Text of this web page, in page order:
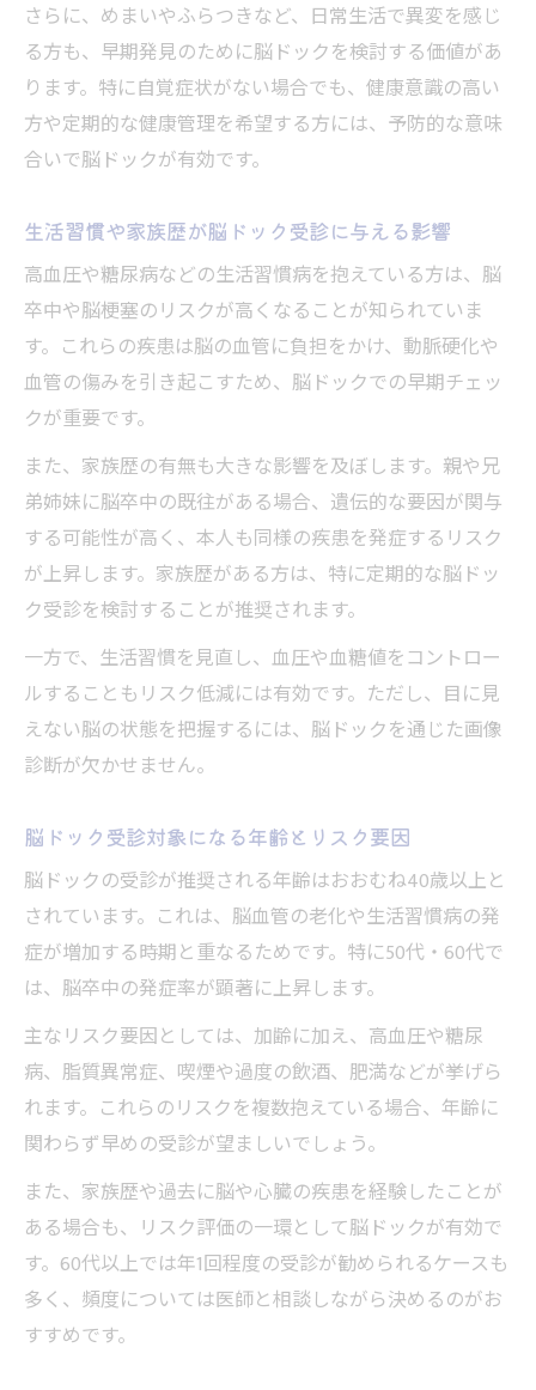
さらに、めまいやふらつきなど、日常生活で異変を感じ
る方も、早期発見のために脳ドックを検討する価値があ
ります。特に自覚症状がない場合でも、健康意識の高い
方や定期的な健康管理を希望する方には、予防的な意味
合いで脳ドックが有効です。
生活習慣や家族歴が脳ドック受診に与える影響
高血圧や糖尿病などの生活習慣病を抱えている方は、脳
卒中や脳梗塞のリスクが高くなることが知られていま
す。これらの疾患は脳の血管に負担をかけ、動脈硬化や
血管の傷みを引き起こすため、脳ドックでの早期チェッ
クが重要です。
また、家族歴の有無も大きな影響を及ぼします。親や兄
弟姉妹に脳卒中の既往がある場合、遺伝的な要因が関与
する可能性が高く、本人も同様の疾患を発症するリスク
が上昇します。家族歴がある方は、特に定期的な脳ドッ
ク受診を検討することが推奨されます。
一方で、生活習慣を見直し、血圧や血糖値をコントロー
ルすることもリスク低減には有効です。ただし、目に見
えない脳の状態を把握するには、脳ドックを通じた画像
診断が欠かせません。
脳ドック受診対象になる年齢とリスク要因
脳ドックの受診が推奨される年齢はおおむね40歳以上と
されています。これは、脳血管の老化や生活習慣病の発
症が増加する時期と重なるためです。特に50代・60代で
は、脳卒中の発症率が顕著に上昇します。
主なリスク要因としては、加齢に加え、高血圧や糖尿
病、脂質異常症、喫煙や過度の飲酒、肥満などが挙げら
れます。これらのリスクを複数抱えている場合、年齢に
関わらず早めの受診が望ましいでしょう。
また、家族歴や過去に脳や心臓の疾患を経験したことが
ある場合も、リスク評価の一環として脳ドックが有効で
す。60代以上では年1回程度の受診が勧められるケースも
多く、頻度については医師と相談しながら決めるのがお
すすめです。